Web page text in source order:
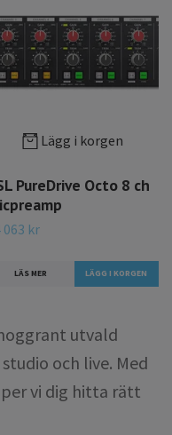
Lägg i korgen
PureDrive Octo 8 ch
063 kr
LÄS MER
utvald
och live. Med
vi dig hitta rätt